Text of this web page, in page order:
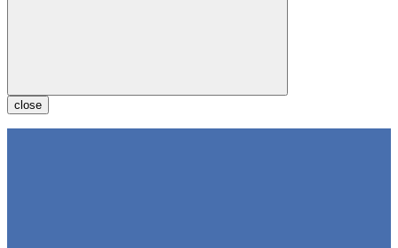
close